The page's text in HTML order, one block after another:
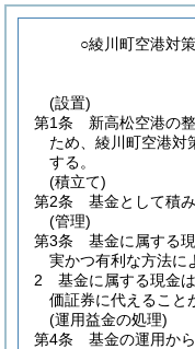
○綾川町空港対
(設置)
第1条
新高松空港の
ため、綾川町空港対
する。
(積立て)
第2条
基金として積
(管理)
第3条
基金に属する
実かつ有利な方法に
2
基金に属する現金
価証券に代えること
(運用益金の処理)
第4条
基金の運用か